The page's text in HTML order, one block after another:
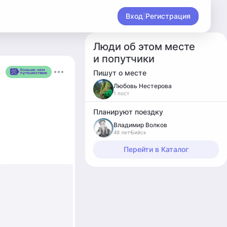
Вход Регистрация
Люди об этом месте
и попутчики
Пишут о месте
Любовь Нестерова
1 пост
Планируют поездку
Владимир Волков
48 лет Бийск
Перейти в Каталог